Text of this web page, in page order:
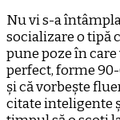
Nu vi s-a
socializare o tipă
pune poze în care
perfect, forme
și că vorbește
citate inteligente